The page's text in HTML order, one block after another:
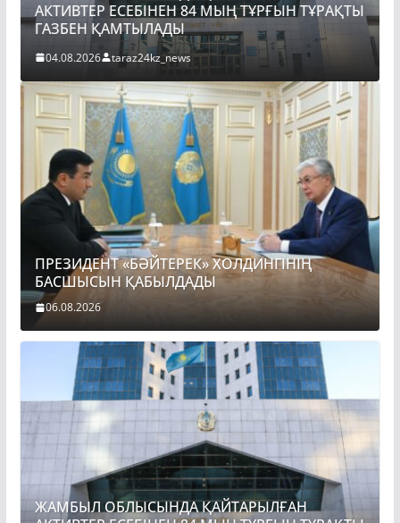
АКТИВТЕР ЕСЕБІНЕН 84 МЫҢ ТҰРҒЫН ТҰРАҚТЫ
ГАЗБЕН ҚАМТЫЛАДЫ
04.08.2026 taraz24kz_news
ПРЕЗИДЕНТ «БӘЙТЕРЕК» ХОЛДИНГІНІҢ
БАСШЫСЫН ҚАБЫЛДАДЫ
06.08.2026
ЖАМБЫЛ ОБЛЫСЫНДА ҚАЙТАРЫЛҒАН